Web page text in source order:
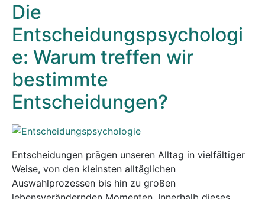
Die
Entscheidungspsychologi
e: Warum treffen wir
bestimmte
Entscheidungen?
Entscheidungen prägen unseren Alltag in vielfältiger
Weise, von den kleinsten alltäglichen
Auswahlprozessen bis hin zu großen